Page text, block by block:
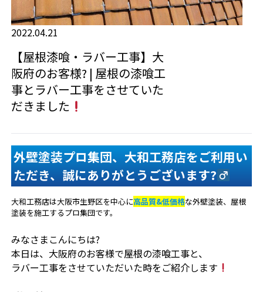
2022.04.21
【屋根漆喰・ラバー工事】大
阪府のお客様? | 屋根の漆喰工
事とラバー工事をさせていた
だきました
外壁塗装プロ集団、大和工務店をご利用い
ただき、誠にありがとうございます?‍
大和工務店は大阪市生野区を中心に高品質&低価格な外壁塗装、屋根
塗装を施工するプロ集団です。
みなさまこんにちは?
本日は、大阪府のお客様で屋根の漆喰工事と、
ラバー工事をさせていただいた時をご紹介します